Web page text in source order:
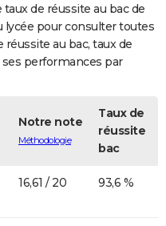
de réussite au bac de
lycée pour consulter toutes
au bac, taux de
performances par
Notre note
Méthodologie
Taux de
réussite
bac
16,61 / 20 93,6 %